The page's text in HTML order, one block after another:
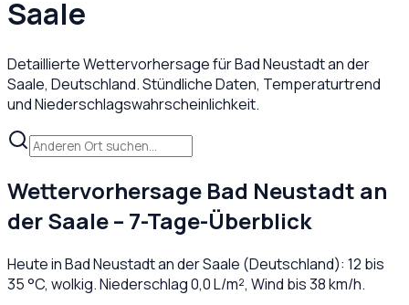
Saale
Detaillierte Wettervorhersage fürBad Neustadt an der
Saale, Deutschland. Stündliche Daten, Temperaturtrend
und Niederschlagswahrscheinlichkeit.
Wettervorhersage Bad Neustadt an
der Saale– 7-Tage-Überblick
Heute inBad Neustadt an der Saale (Deutschland): 12 bis
35°C, wolkig. Niederschlag0,0L/m², Wind bis38km/h.